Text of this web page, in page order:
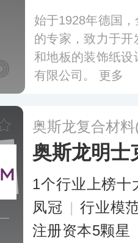
始于1928年德国
的专家，致力于
和地板的装饰纸
有限公司。 更多
奥斯龙复合材
奥斯龙明士
1个行业上榜十
凤冠 | 行业模
注册资本5颗星